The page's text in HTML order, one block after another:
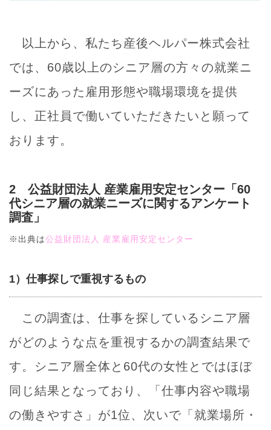
以上から、私たち産後ヘルパー株式会社
では、60歳以上のシニア層の方々の就業ニ
ーズにあった雇用形態や職場環境を提供
し、正社員で働いていただきたいと願って
おります。
2 公益財団法人 産業雇用安定センター「60
代シニア層の就業ニーズに関するアンケート
調査」
※出典は公益財団法人 産業雇用安定センター
1）仕事探しで重視するもの
この調査は、仕事を探しているシニア層
がどのような点を重視するかの調査結果で
す。シニア層全体と60代の女性とではほぼ
同じ結果となっており、「仕事内容や職場
の働きやすさ」が1位、次いで「就業場所・